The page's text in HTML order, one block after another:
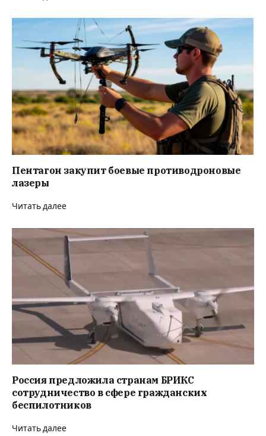
Пентагон закупит боевые противодроновые
лазеры
Читать далее
Россия предложила странам БРИКС
сотрудничество в сфере гражданских
беспилотников
Читать далее